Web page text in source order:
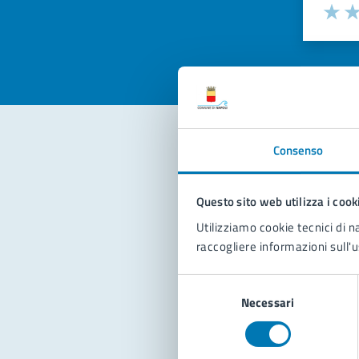
Consenso
Questo sito web utilizza i
Utilizziamo cookie tecnici di
raccogliere informazioni
Necessari
Valuta